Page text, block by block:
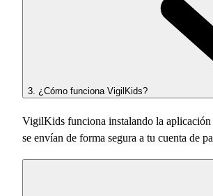
3. ¿Cómo funciona VigilKids?
VigilKids funciona instalando la aplicación
se envían de forma segura a tu cuenta de